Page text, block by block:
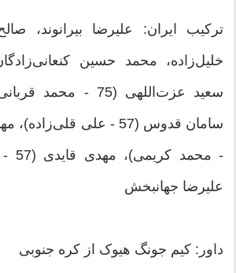
ترکیب ایران: علیرضا بیرانوند،
خلیل‌زاده، محمد حسین
سعید عزت‌اللهی (75 -
-
علیرضا جهانبخش
داور: کیم جونگ هیوک از کره جنوبی